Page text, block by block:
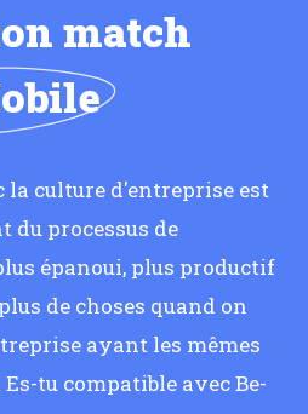
match
la culture d'entreprise est
du processus de
épanoui, plus productif
de choses quand on
ayant les mêmes
tu compatible avec Be-